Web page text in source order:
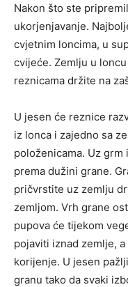
Nakon što ste
ukorjenjavanje.
cvjetnim loncima, u
cvijeće. Zemlju u
reznicama držite na
U jesen će reznice
iz lonca i zajedno sa
položenicama. Uz
prema dužini grane.
pričvrstite uz zemlju
zemljom. Vrh grane
pupova će tijekom
pojaviti iznad zemlje,
korijenje. U jesen
granu tako da svaki